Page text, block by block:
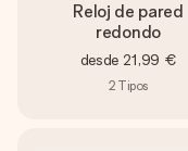
Reloj de pared
redondo
desde 21,99 €
2 Tipos